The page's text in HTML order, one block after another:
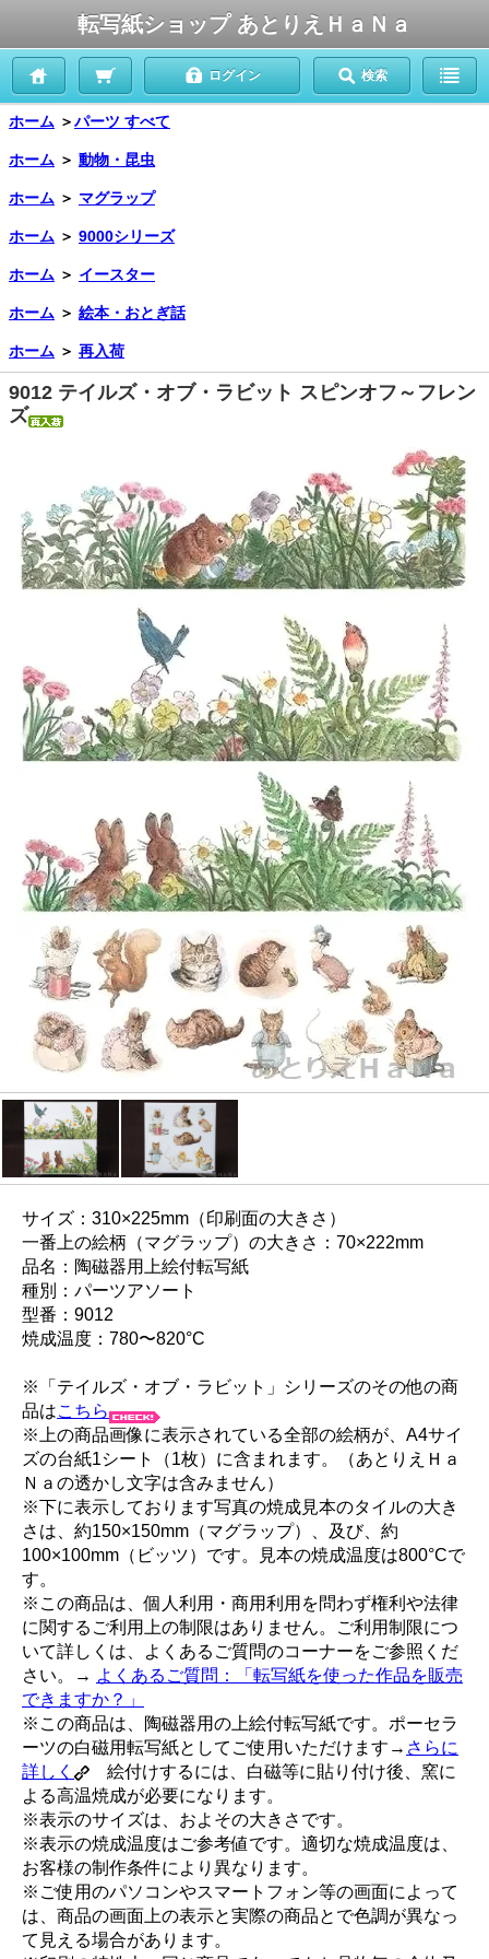
転写紙ショップ あとりえＨａＮａ
ログイン 検索
ホーム ＞パーツ すべて
ホーム ＞ 動物・昆虫
ホーム ＞ マグラップ
ホーム ＞ 9000シリーズ
ホーム ＞ イースター
ホーム ＞ 絵本・おとぎ話
ホーム ＞ 再入荷
9012 テイルズ・オブ・ラビット スピンオフ～フレン
ズ
サイズ：310×225mm（印刷面の大きさ）
一番上の絵柄（マグラップ）の大きさ：70×222mm
品名：陶磁器用上絵付転写紙
種別：パーツアソート
型番：9012
焼成温度：780〜820°C
※「テイルズ・オブ・ラビット」シリーズのその他の商
品はこちら
※上の商品画像に表示されている全部の絵柄が、A4サイ
ズの台紙1シート（1枚）に含まれます。（あとりえＨａ
Ｎａの透かし文字は含みません）
※下に表示しております写真の焼成見本のタイルの大き
さは、約150×150mm（マグラップ）、及び、約
100×100mm（ビッツ）です。見本の焼成温度は800°Cで
す。
※この商品は、個人利用・商用利用を問わず権利や法律
に関するご利用上の制限はありません。ご利用制限につ
いて詳しくは、よくあるご質問のコーナーをご参照くだ
さい。→ よくあるご質問：「転写紙を使った作品を販売
できますか？」
※この商品は、陶磁器用の上絵付転写紙です。ポーセラ
ーツの白磁用転写紙としてご使用いただけます→ さらに
詳しく
絵付けするには、白磁等に貼り付け後、窯に
よる高温焼成が必要になります。
※表示のサイズは、およその大きさです。
※表示の焼成温度はご参考値です。適切な焼成温度は、
お客様の制作条件により異なります。
※ご使用のパソコンやスマートフォン等の画面によって
は、商品の画面上の表示と実際の商品とで色調が異なっ
て見える場合があります。